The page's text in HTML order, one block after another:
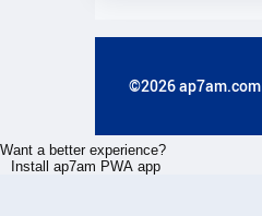
©2026 ap7am.com
Want a better experience?
Install ap7am PWA app